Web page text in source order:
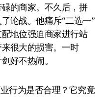
的商家。不久后，拼
论战。他痛斥“二选一”
地位强迫商家进行站
很大的损害。一时
好不热闹。
行为是否合理？它究竟